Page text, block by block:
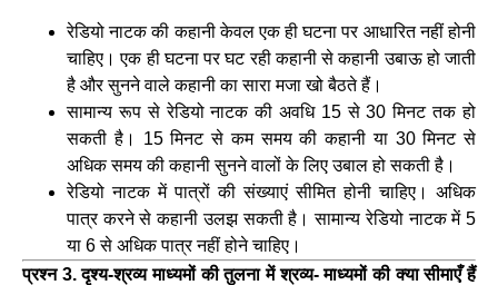
रेडियो नाटक की कहानी केवल एक ही घटना पर आधारित नहीं होनी
चाहिए। एक ही घटना पर घट रही कहानी से कहानी उबाऊ हो जाती
है और सुनने वाले कहानी का सारा मजा खो बैठते हैं।
सामान्य रूप से रेडियो नाटक की अवधि 15 से 30 मिनट तक हो
सकती है। 15 मिनट से कम समय की कहानी या 30 मिनट से
अधिक समय की कहानी सुनने वालों के लिए उबाल हो सकती है।
रेडियो नाटक में पात्रों की संख्याएं सीमित होनी चाहिए। अधिक
पात्र करने से कहानी उलझ सकती है। सामान्य रेडियो नाटक में 5
या 6 से अधिक पात्र नहीं होने चाहिए।
प्रश्न 3. दृश्य-श्रव्य माध्यमों की तुलना में श्रव्य- माध्यमों की क्या सीमाएँ हैं